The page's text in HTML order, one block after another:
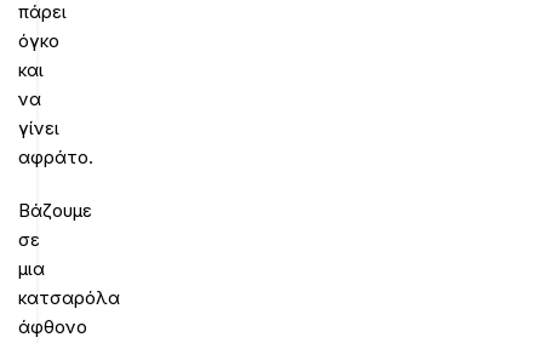
πάρει
όγκο
και
να
γίνει
αφράτο.
Βάζουμε
σε
μια
κατσαρόλα
άφθονο